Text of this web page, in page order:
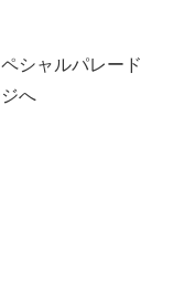
シャルパレード
へ